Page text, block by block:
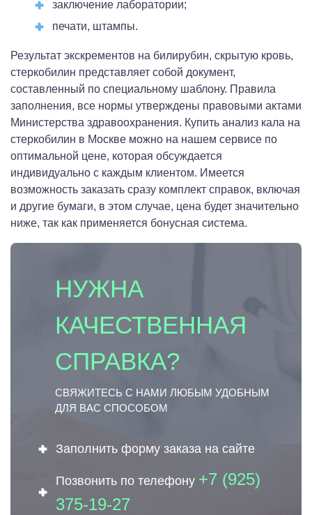
заключение лаборатории;
печати, штампы.
Результат экскрементов на билирубин, скрытую кровь,
стеркобилин представляет собой документ,
составленный по специальному шаблону. Правила
заполнения, все нормы утверждены правовыми актами
Министерства здравоохранения. Купить анализ кала на
стеркобилин в Москве можно на нашем сервисе по
оптимальной цене, которая обсуждается
индивидуально с каждым клиентом. Имеется
возможность заказать сразу комплект справок, включая
и другие бумаги, в этом случае, цена будет значительно
ниже, так как применяется бонусная система.
НУЖНА
КАЧЕСТВЕННАЯ
СПРАВКА?
СВЯЖИТЕСЬ С НАМИ ЛЮБЫМ УДОБНЫМ
ДЛЯ ВАС СПОСОБОМ
Заполнить форму заказа на сайте
Позвонить по телефону +7 (925)
375-19-27